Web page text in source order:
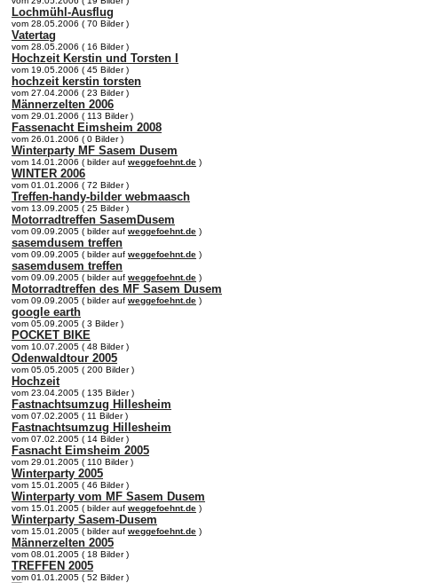
Lochmühl-Ausflug
vom 28.05.2006 ( 70 Bilder )
Vatertag
vom 28.05.2006 ( 16 Bilder )
Hochzeit Kerstin und Torsten I
vom 19.05.2006 ( 45 Bilder )
hochzeit kerstin torsten
vom 27.04.2006 ( 23 Bilder )
Männerzelten 2006
vom 29.01.2006 ( 113 Bilder )
Fassenacht Eimsheim 2008
vom 26.01.2006 ( 0 Bilder )
Winterparty MF Sasem Dusem
vom 14.01.2006 ( bilder auf weggefoehnt.de )
WINTER 2006
vom 01.01.2006 ( 72 Bilder )
Treffen-handy-bilder webmaasch
vom 13.09.2005 ( 25 Bilder )
Motorradtreffen SasemDusem
vom 09.09.2005 ( bilder auf weggefoehnt.de )
sasemdusem treffen
vom 09.09.2005 ( bilder auf weggefoehnt.de )
sasemdusem treffen
vom 09.09.2005 ( bilder auf weggefoehnt.de )
Motorradtreffen des MF Sasem Dusem
vom 09.09.2005 ( bilder auf weggefoehnt.de )
google earth
vom 05.09.2005 ( 3 Bilder )
POCKET BIKE
vom 10.07.2005 ( 48 Bilder )
Odenwaldtour 2005
vom 05.05.2005 ( 200 Bilder )
Hochzeit
vom 23.04.2005 ( 135 Bilder )
Fastnachtsumzug Hillesheim
vom 07.02.2005 ( 11 Bilder )
Fastnachtsumzug Hillesheim
vom 07.02.2005 ( 14 Bilder )
Fasnacht Eimsheim 2005
vom 29.01.2005 ( 110 Bilder )
Winterparty 2005
vom 15.01.2005 ( 46 Bilder )
Winterparty vom MF Sasem Dusem
vom 15.01.2005 ( bilder auf weggefoehnt.de )
Winterparty Sasem-Dusem
vom 15.01.2005 ( bilder auf weggefoehnt.de )
Männerzelten 2005
vom 08.01.2005 ( 18 Bilder )
TREFFEN 2005
vom 01.01.2005 ( 52 Bilder )